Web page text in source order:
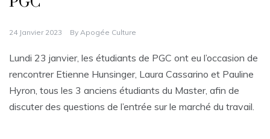
24 Janvier 2023 By Apogée Culture
Lundi 23 janvier, les étudiants de PGC ont eu l’occasion de
rencontrer Etienne Hunsinger, Laura Cassarino et Pauline
Hyron, tous les 3 anciens étudiants du Master, afin de
discuter des questions de l’entrée sur le marché du travail.